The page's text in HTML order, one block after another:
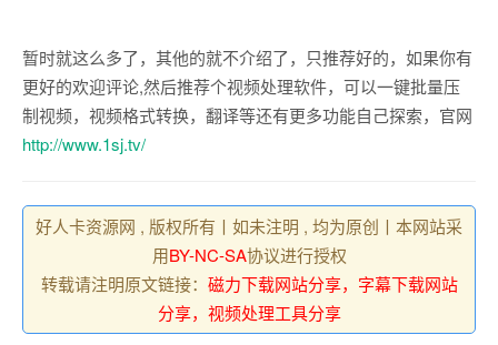
暂时就这么多了，其他的就不介绍了，只推荐好的，如果你有
更好的欢迎评论,然后推荐个视频处理软件，可以一键批量压
制视频，视频格式转换，翻译等还有更多功能自己探索，官网
http://www.1sj.tv/
好人卡资源网 , 版权所有丨如未注明 , 均为原创丨本网站采
用BY-NC-SA协议进行授权
转载请注明原文链接： 磁力下载网站分享，字幕下载网站
分享，视频处理工具分享